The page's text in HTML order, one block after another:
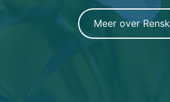
Meer over